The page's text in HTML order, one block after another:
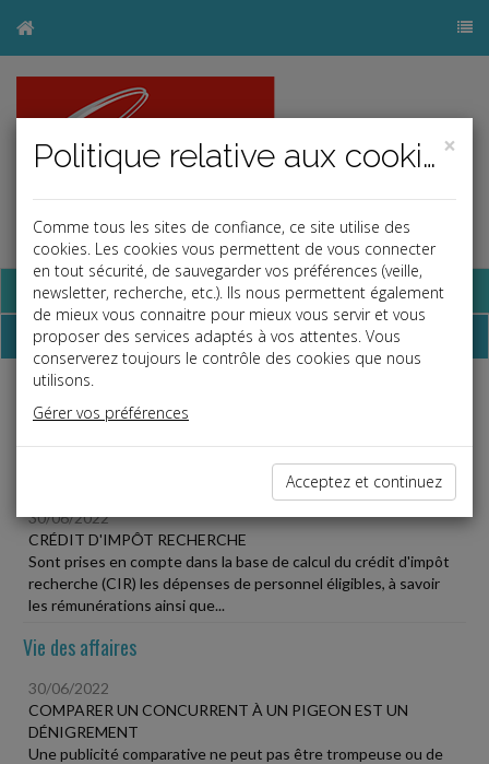
Base documentaire
Dépêches
Liste des dernières dépêches
30/06/2022
CRÉDIT D'IMPÔT RECHERCHE
Sont prises en compte dans la base de calcul du crédit d'impôt
recherche (CIR) les dépenses de personnel éligibles, à savoir
les rémunérations ainsi que...
Vie des affaires
30/06/2022
COMPARER UN CONCURRENT À UN PIGEON EST UN
DÉNIGREMENT
Une publicité comparative ne peut pas être trompeuse ou de
×
Politique relative aux cookies
Comme tous les sites de confiance, ce site utilise des
cookies. Les cookies vous permettent de vous connecter
en tout sécurité, de sauvegarder vos préférences (veille,
newsletter, recherche, etc.). Ils nous permettent également
de mieux vous connaitre pour mieux vous servir et vous
proposer des services adaptés à vos attentes. Vous
conserverez toujours le contrôle des cookies que nous
utilisons.
Gérer vos préférences
Acceptez et continuez